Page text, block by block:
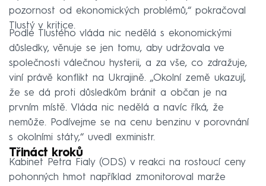
pozornost od ekonomických problémů,“ pokračoval
Tlustý v kritice.
Podle Tlustého vláda nic nedělá s ekonomickými
důsledky, věnuje se jen tomu, aby udržovala ve
společnosti válečnou hysterii, a za vše, co zdražuje,
viní právě konflikt na Ukrajině. „Okolní země ukazují,
že se dá proti důsledkům bránit a občan je na
prvním místě. Vláda nic nedělá a navíc říká, že
nemůže. Podívejme se na cenu benzinu v porovnání
s okolními státy,“ uvedl exministr.
Třináct kroků
Kabinet Petra Fialy (ODS) v reakci na rostoucí ceny
pohonných hmot například zmonitoroval marže